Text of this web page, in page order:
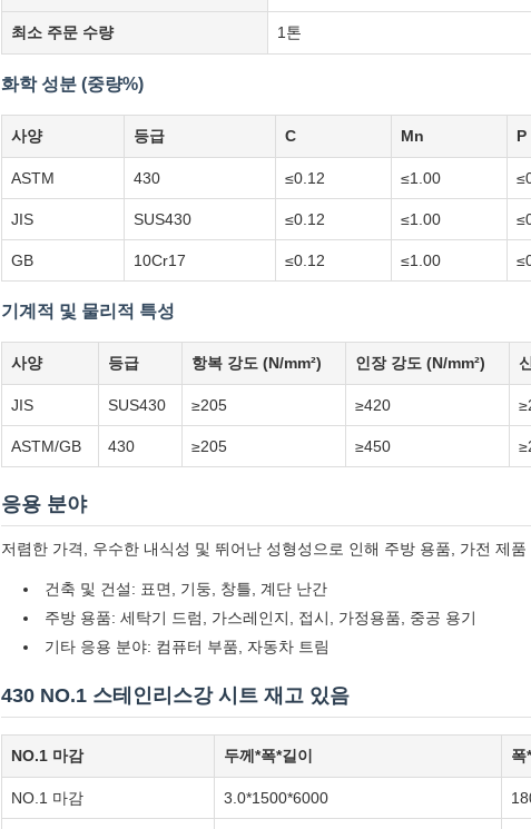
최소 주문 수량 1톤
화학 성분 (중량%)
사양 등급 C Mn P
ASTM 430 ≤0.12 ≤1.00
JIS SUS430 ≤0.12 ≤1.00
GB 10Cr17 ≤0.12 ≤1.00
기계적 및 물리적 특성
사양 등급 항복 강도 (N/mm²) 인장 강도 (N/mm²)
JIS SUS430 ≥205 ≥420
ASTM/GB 430 ≥205 ≥450
응용 분야
저렴한 가격, 우수한 내식성 및 뛰어난 성형성으로 인해 주방 용품, 가전 제
건축 및 건설: 표면, 기둥, 창틀, 계단 난간
주방 용품: 세탁기 드럼, 가스레인지, 접시, 가정용품, 중공 용기
기타 응용 분야: 컴퓨터 부품, 자동차 트림
430 NO.1 스테인리스강 시트 재고 있음
NO.1 마감 두께*폭*길이 폭
NO.1 마감 3.0*1500*6000